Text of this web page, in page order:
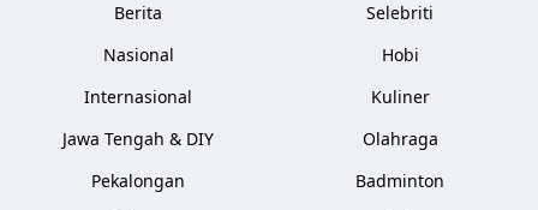
Berita
Nasional
Internasional
Jawa Tengah & DIY
Pekalongan
Selebriti
Hobi
Kuliner
Olahraga
Badminton